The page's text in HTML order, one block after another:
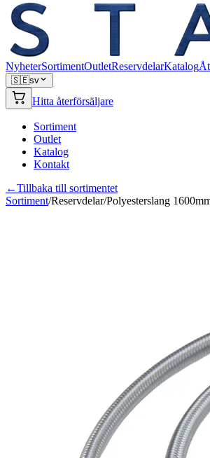
NyheterSortimentOutletReservdelarKatalog
🇸🇪sv
Hitta återförsäljare
Sortiment
Outlet
Katalog
Kontakt
←Tillbaka till sortimentet
Sortiment/Reservdelar/Polyesterslang